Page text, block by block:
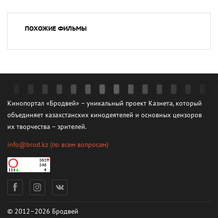
ПОХОЖИЕ ФИЛЬМЫ
Кинопортал «Бродвей» – уникальный проект Казнета, который
объединяет казахстанских кинодеятелей и основных цензоров
их творчества – зрителей.
info@brod.kz (по всем вопросам)
© 2012–2026 Бродвей